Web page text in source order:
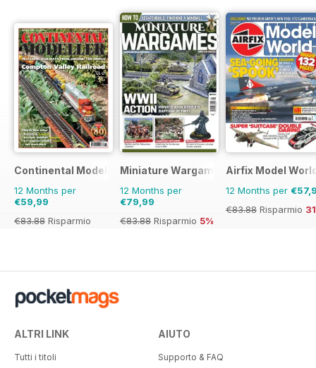
Continental Modeller
12 Months per
€59,99
€83.88 Risparmio
Miniature Wargames
12 Months per
€79,99
€83.88 Risparmio 5%
Airfix Model
12 Months per
€83.88 Risparmio
ALTRI LINK
Tutti i titoli
AIUTO
Supporto & FAQ